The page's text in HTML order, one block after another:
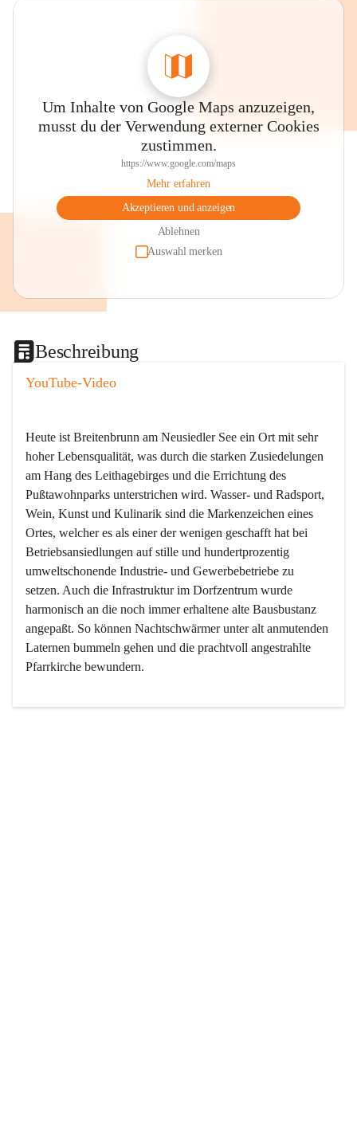
Um Inhalte von Google Maps anzuzeigen,
musst du der Verwendung externer Cookies
zustimmen.
https://www.google.com/maps
Mehr erfahren
Akzeptieren und anzeigen
Ablehnen
Auswahl merken
Beschreibung
YouTube-Video
Heute ist Breitenbrunn am Neusiedler See ein Ort mit sehr
hoher Lebensqualität, was durch die starken Zusiedelungen
am Hang des Leithagebirges und die Errichtung des
Pußtawohnparks unterstrichen wird. Wasser- und Radsport,
Wein, Kunst und Kulinarik sind die Markenzeichen eines
Ortes, welcher es als einer der wenigen geschafft hat bei
Betriebsansiedlungen auf stille und hundertprozentig
umweltschonende Industrie- und Gewerbebetriebe zu
setzen. Auch die Infrastruktur im Dorfzentrum wurde
harmonisch an die noch immer erhaltene alte Bausbustanz
angepaßt. So können Nachtschwärmer unter alt anmutenden
Laternen bummeln gehen und die prachtvoll angestrahlte
Pfarrkirche bewundern.
Der Weinbau dominert heute nicht mehr, ist aber integrativer